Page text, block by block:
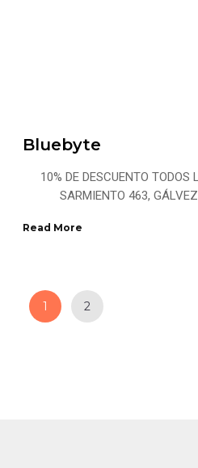
Bluebyte
10% DE DESCUENTO TODOS
SARMIENTO 463,
Read More
1 2